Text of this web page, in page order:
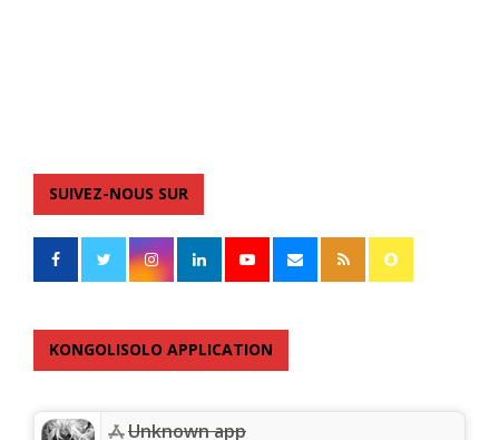
SUIVEZ-NOUS SUR
KONGOLISOLO APPLICATION
Unknown app